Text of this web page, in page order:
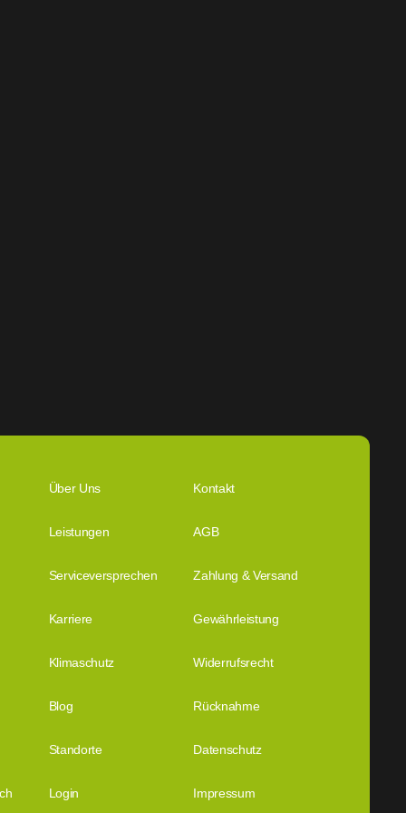
Über Uns Kontakt
Leistungen AGB
Serviceversprechen Zahlung & Versand
Karriere Gewährleistung
Klimaschutz Widerrufsrecht
Blog Rücknahme
Standorte Datenschutz
Login Impressum